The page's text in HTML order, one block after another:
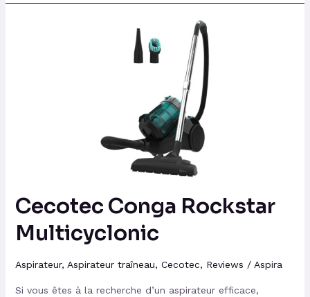
Cecotec Conga Rockstar
Multicyclonic
Aspirateur, Aspirateur traîneau, Cecotec, Reviews / Aspira
Si vous êtes à la recherche d’un aspirateur efficace,